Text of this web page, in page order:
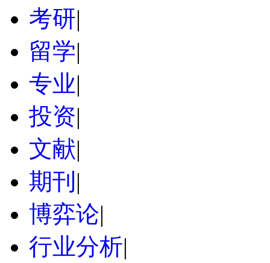
考研|
留学|
专业|
投资|
文献|
期刊 |
博弈论|
行业分析|